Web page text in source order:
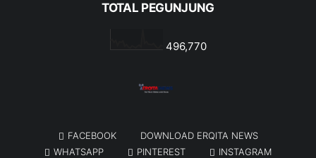
TOTAL PEGUNJUNG
496,770
FACEBOOK
DOWNLOAD ERQITA NEWS
WHATSAPP
PINTEREST INSTAGRAM